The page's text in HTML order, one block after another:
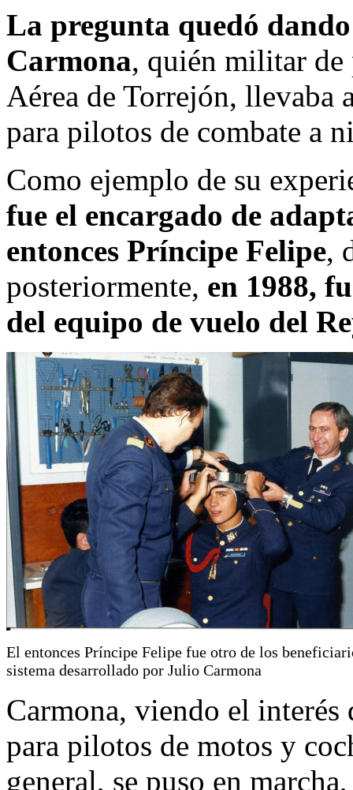
La pregunta quedó
Carmona, quién militar de
Aérea de Torrejón, llevaba
para pilotos de combate a
Como ejemplo de su
fue el encargado de
entonces Príncipe Felipe,
posteriormente, en 1988,
del equipo de vuelo del
El entonces Príncipe Felipe fue otro de los
sistema desarrollado por Julio Carmona
Carmona, viendo el interés
para pilotos de motos y
general, se puso en